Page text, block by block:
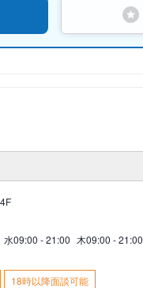
水09:00 - 21:00 木09:00 - 21:00
18時以降面談可能